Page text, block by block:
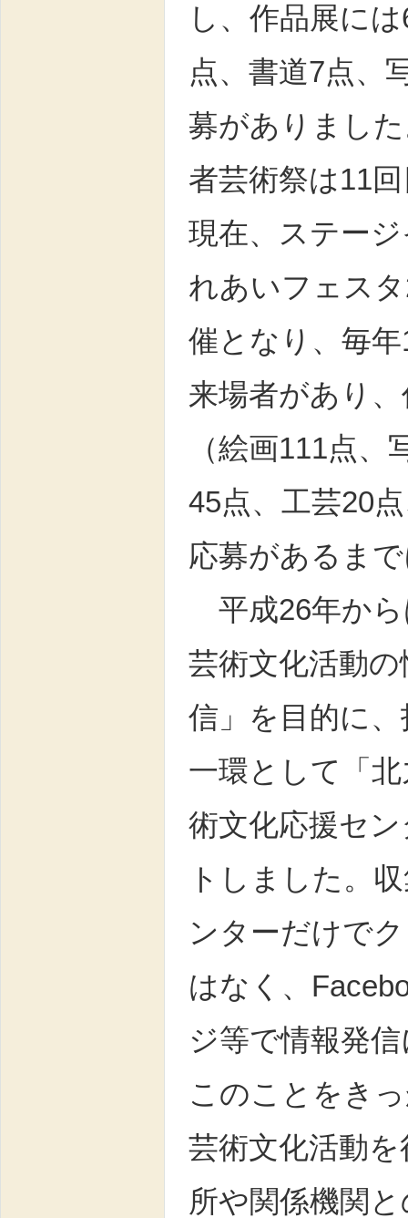
し、作品展に
点、書道7点、
募がありまし
者芸術祭は11
現在、ステー
れあいフェス
催となり、毎
来場者があり
（絵画111点、
45点、工芸20
応募があるま
平成26年から
芸術文化活動
信」を目的に
一環として「
術文化応援セ
トしました。
ンターだけで
はなく、
ジ等で情報発
このことをき
芸術文化活動
所や関係機関